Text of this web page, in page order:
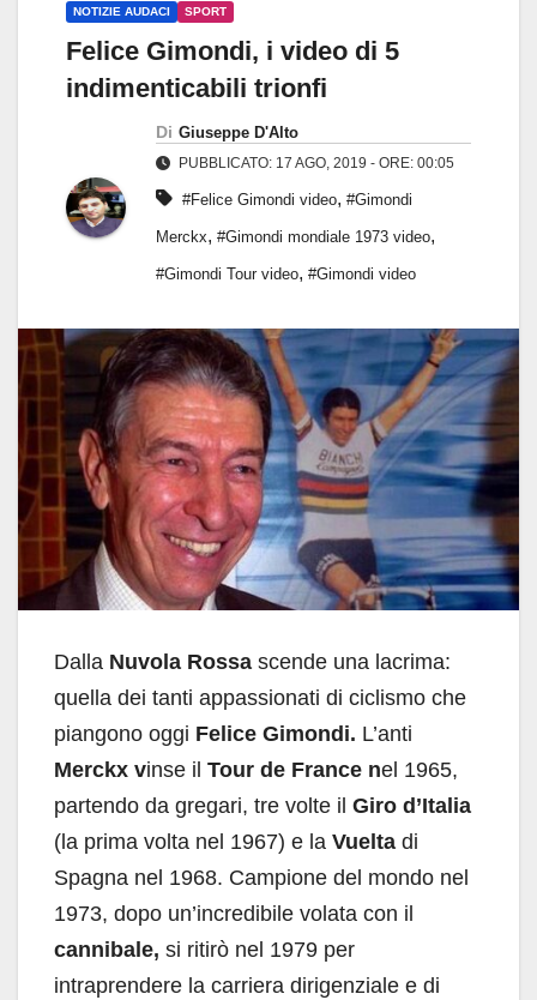
NOTIZIE AUDACI SPORT
Felice Gimondi, i video di 5
indimenticabili trionfi
Di Giuseppe D'Alto
PUBBLICATO: 17 AGO, 2019 - ORE: 00:05
#Felice Gimondi video, #Gimondi
Merckx, #Gimondi mondiale 1973 video,
#Gimondi Tour video, #Gimondi video
Dalla Nuvola Rossa scende una lacrima:
quella dei tanti appassionati di ciclismo che
piangono oggi Felice Gimondi. L’anti
Merckx vinse il Tour de France nel 1965,
partendo da gregari, tre volte il Giro d’Italia
(la prima volta nel 1967) e la Vuelta di
Spagna nel 1968. Campione del mondo nel
1973, dopo un’incredibile volata con il
cannibale, si ritirò nel 1979 per
intraprendere la carriera dirigenziale e di